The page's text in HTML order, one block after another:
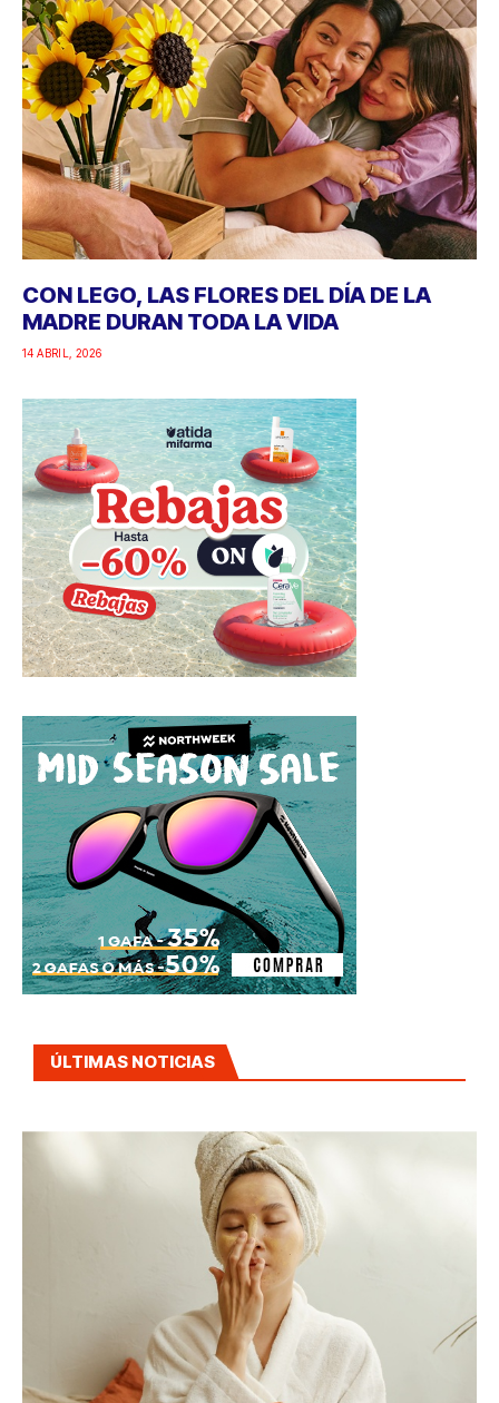
CON LEGO, LAS FLORES DEL DÍA DE LA
MADRE DURAN TODA LA VIDA
14 ABRIL, 2026
ÚLTIMAS NOTICIAS